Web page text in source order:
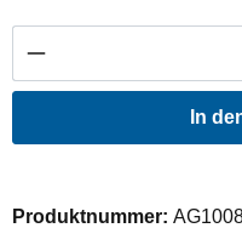
Produkt Anzahl:
In
Produktnummer: